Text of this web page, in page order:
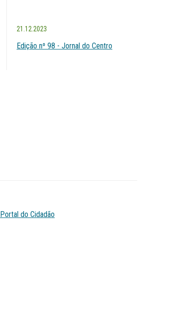
21.12.2023
Edição nº 98 - Jornal do Centro
Portal do Cidadão